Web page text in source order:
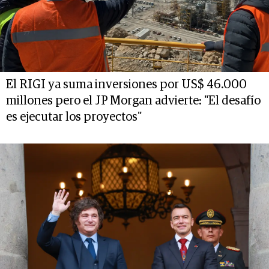
El RIGI ya suma inversiones por US$ 46.000
millones pero el JP Morgan advierte: "El desafío
es ejecutar los proyectos"